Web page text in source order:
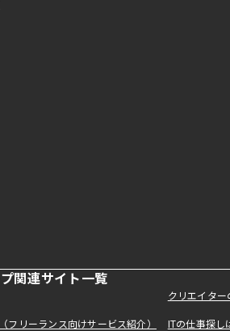
関連サイト一覧
クリエイタ
フリーランス向けサービス紹介） ITの仕事探